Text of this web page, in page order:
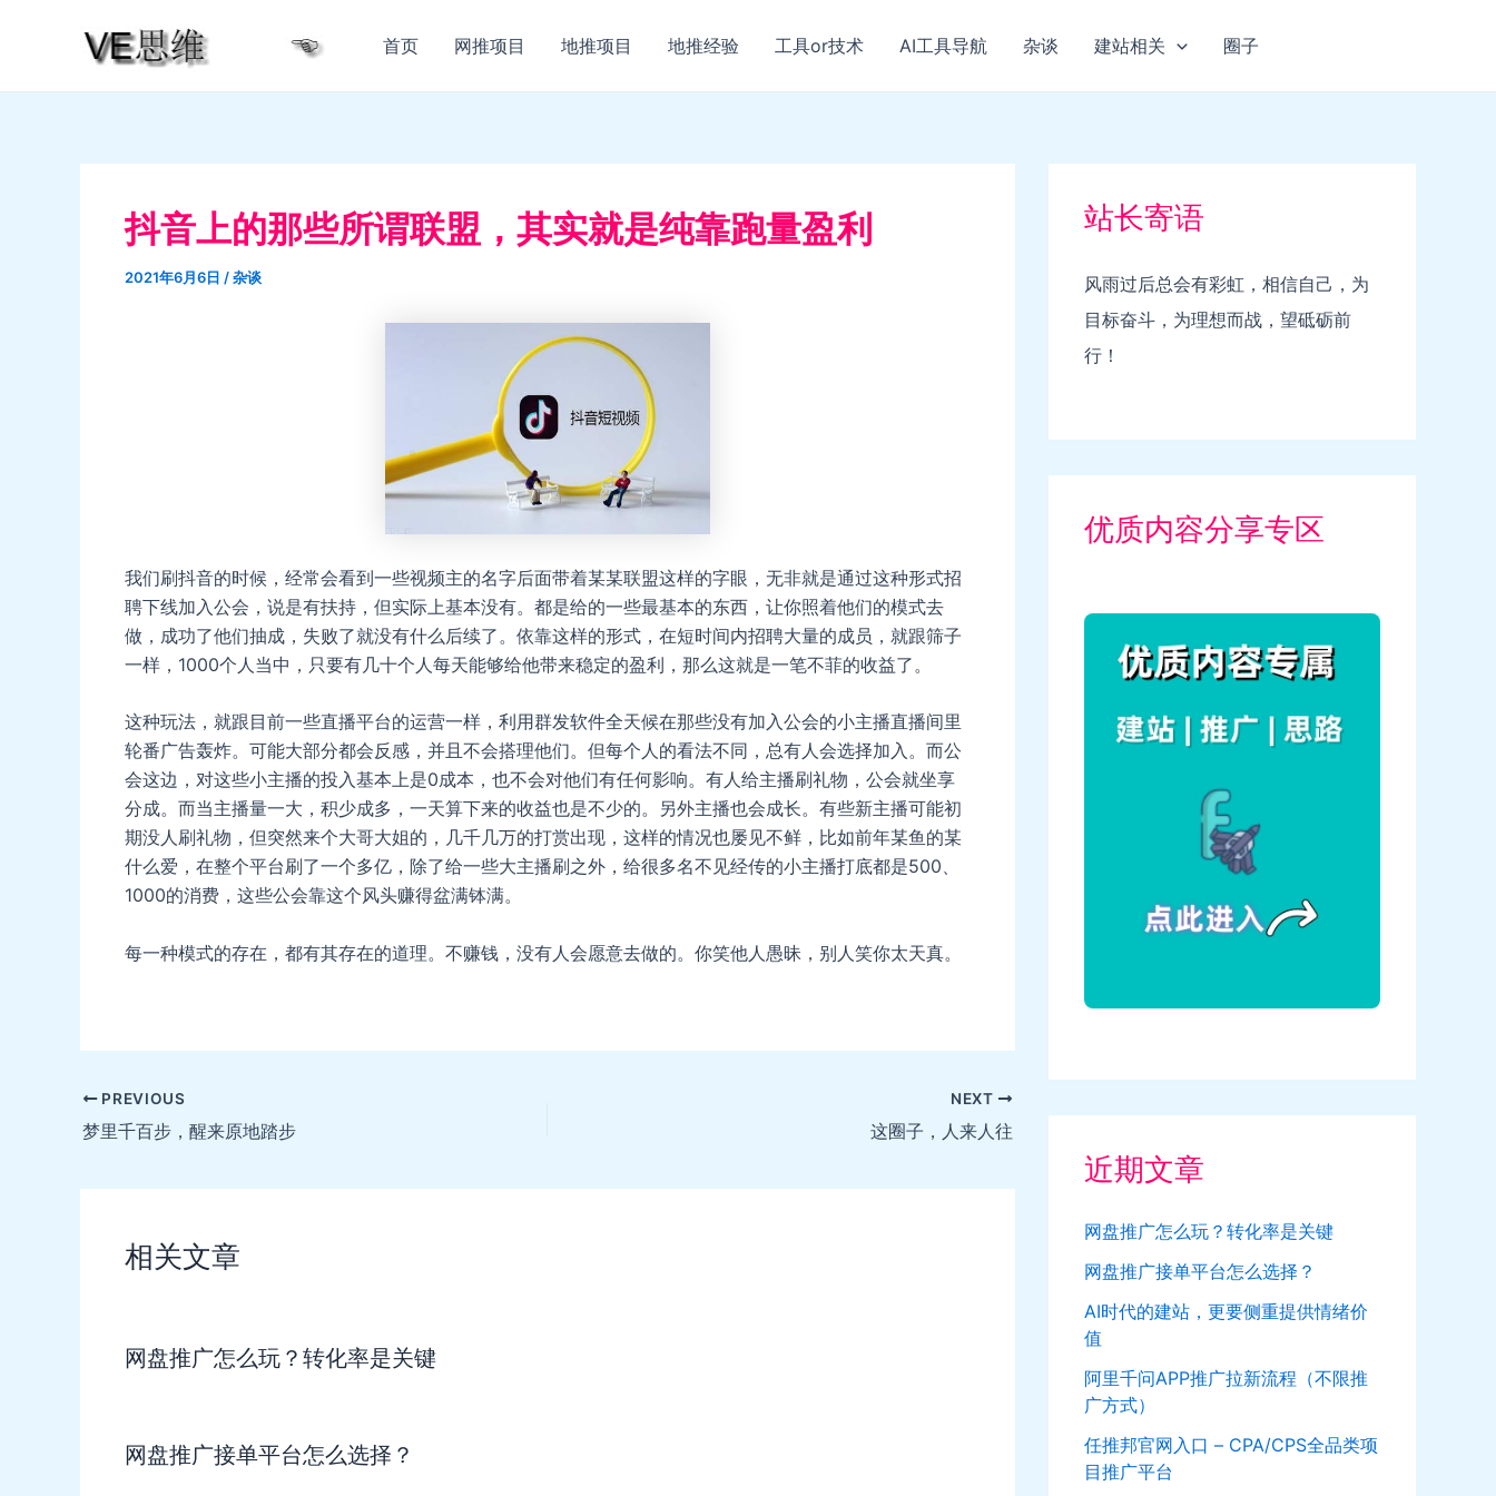
首页 网推项目 地推项目 地推经验 工具or技术 AI工具导航 杂谈 建站相关 圈子
抖音上的那些所谓联盟，其实就是纯靠跑量盈利
2021年6月6日 /杂谈
我们刷抖音的时候，经常会看到一些视频主的名字后面带着某某联盟这样的字眼，无非就是通过这种形式招
聘下线加入公会，说是有扶持，但实际上基本没有。都是给的一些最基本的东西，让你照着他们的模式去
做，成功了他们抽成，失败了就没有什么后续了。依靠这样的形式，在短时间内招聘大量的成员，就跟筛子
一样，1000个人当中，只要有几十个人每天能够给他带来稳定的盈利，那么这就是一笔不菲的收益了。
这种玩法，就跟目前一些直播平台的运营一样，利用群发软件全天候在那些没有加入公会的小主播直播间里
轮番广告轰炸。可能大部分都会反感，并且不会搭理他们。但每个人的看法不同，总有人会选择加入。而公
会这边，对这些小主播的投入基本上是0成本，也不会对他们有任何影响。有人给主播刷礼物，公会就坐享
分成。而当主播量一大，积少成多，一天算下来的收益也是不少的。另外主播也会成长。有些新主播可能初
期没人刷礼物，但突然来个大哥大姐的，几千几万的打赏出现，这样的情况也屡见不鲜，比如前年某鱼的某
什么爱，在整个平台刷了一个多亿，除了给一些大主播刷之外，给很多名不见经传的小主播打底都是500、
1000的消费，这些公会靠这个风头赚得盆满钵满。
每一种模式的存在，都有其存在的道理。不赚钱，没有人会愿意去做的。你笑他人愚昧，别人笑你太天真。
Post
navigation
PREVIOUS
梦里千百步，醒来原地踏步
NEXT
这圈子，人来人往
相关文章
网盘推广怎么玩？转化率是关键
网盘推广接单平台怎么选择？
站长寄语
风雨过后总会有彩虹，相信自己，为
目标奋斗，为理想而战，望砥砺前
行！
优质内容分享专区
近期文章
网盘推广怎么玩？转化率是关键
网盘推广接单平台怎么选择？
AI时代的建站，更要侧重提供情绪价
值
阿里千问APP推广拉新流程（不限推
广方式）
任推邦官网入口 – CPA/CPS全品类项
目推广平台